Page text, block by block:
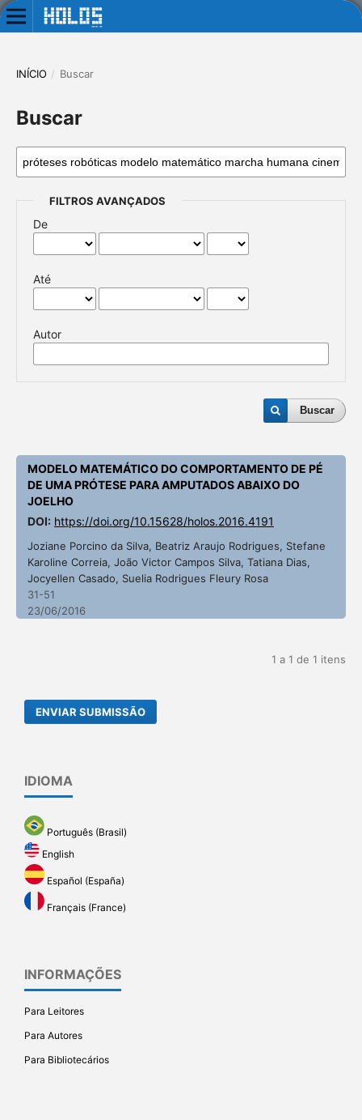
INÍCIO / Buscar
Buscar
FILTROS AVANÇADOS
De
Até
Autor
Buscar
MODELO MATEMÁTICO DO COMPORTAMENTO DE PÉ
DE UMA PRÓTESE PARA AMPUTADOS ABAIXO DO
JOELHO
DOI: https://doi.org/10.15628/holos.2016.4191
Joziane Porcino da Silva, Beatriz Araujo Rodrigues, Stefane
Karoline Correia, João Victor Campos Silva, Tatiana Dias,
Jocyellen Casado, Suelia Rodrigues Fleury Rosa
31-51
23/06/2016
1 a 1 de 1 itens
ENVIAR SUBMISSÃO
IDIOMA
Português (Brasil)
English
Español (España)
Français (France)
INFORMAÇÕES
Para Leitores
Para Autores
Para Bibliotecários